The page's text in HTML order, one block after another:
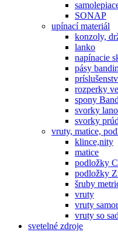
SONAP
upínací materiál
konzoly,
lanko
napínacie
pásy
rozperky
spony
svorky
svorky
vruty, matice,
klince,nity
matice
podložky
podložky
šruby
vruty
vruty
vruty so
svetelné zdroje